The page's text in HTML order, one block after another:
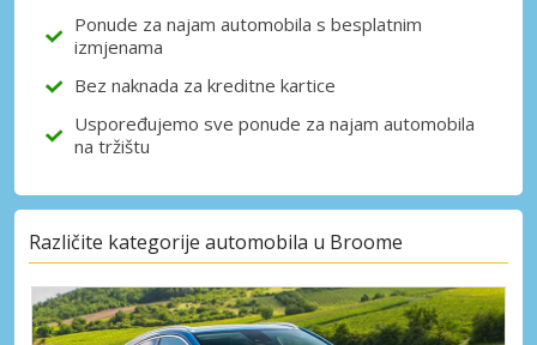
Ponude za najam automobila s besplatnim
izmjenama
Bez naknada za kreditne kartice
Uspoređujemo sve ponude za najam automobila
na tržištu
Različite kategorije automobila u Broome